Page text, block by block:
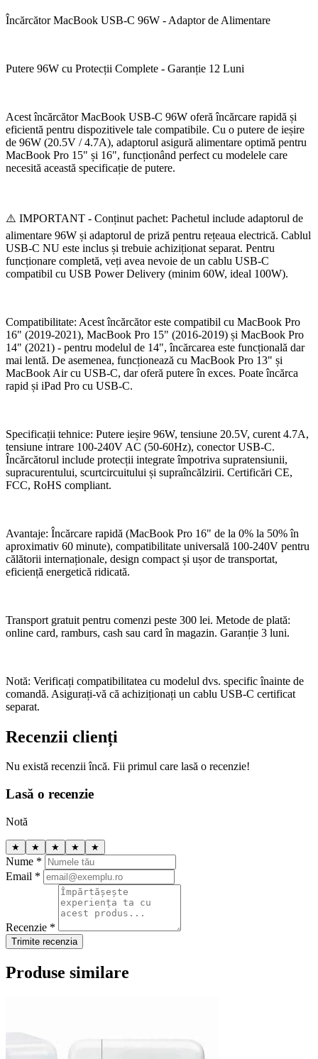
Încărcător MacBook USB-C 96W - Adaptor de Alimentare
Putere 96W cu Protecții Complete - Garanție 12 Luni
Acest încărcător MacBook USB-C 96W oferă încărcare rapidă și
eficientă pentru dispozitivele tale compatibile. Cu o putere de ieșire
de 96W (20.5V / 4.7A), adaptorul asigură alimentare optimă pentru
MacBook Pro 15" și 16", funcționând perfect cu modelele care
necesită această specificație de putere.
⚠️ IMPORTANT - Conținut pachet: Pachetul include adaptorul de
alimentare 96W și adaptorul de priză pentru rețeaua electrică. Cablul
USB-C NU este inclus și trebuie achiziționat separat. Pentru
funcționare completă, veți avea nevoie de un cablu USB-C
compatibil cu USB Power Delivery (minim 60W, ideal 100W).
Compatibilitate: Acest încărcător este compatibil cu MacBook Pro
16" (2019-2021), MacBook Pro 15" (2016-2019) și MacBook Pro
14" (2021) - pentru modelul de 14", încărcarea este funcțională dar
mai lentă. De asemenea, funcționează cu MacBook Pro 13" și
MacBook Air cu USB-C, dar oferă putere în exces. Poate încărca
rapid și iPad Pro cu USB-C.
Specificații tehnice: Putere ieșire 96W, tensiune 20.5V, curent 4.7A,
tensiune intrare 100-240V AC (50-60Hz), conector USB-C.
Încărcătorul include protecții integrate împotriva supratensiunii,
supracurentului, scurtcircuitului și supraîncălzirii. Certificări CE,
FCC, RoHS compliant.
Avantaje: Încărcare rapidă (MacBook Pro 16" de la 0% la 50% în
aproximativ 60 minute), compatibilitate universală 100-240V pentru
călătorii internaționale, design compact și ușor de transportat,
eficiență energetică ridicată.
Transport gratuit pentru comenzi peste 300 lei. Metode de plată:
online card, ramburs, cash sau card în magazin. Garanție 3 luni.
Notă: Verificați compatibilitatea cu modelul dvs. specific înainte de
comandă. Asigurați-vă că achiziționați un cablu USB-C certificat
separat.
Recenzii clienți
Nu există recenzii încă. Fii primul care lasă o recenzie!
Lasă o recenzie
Notă
★ ★ ★ ★ ★
Nume *
Email *
Recenzie *
Trimite recenzia
Produse similare